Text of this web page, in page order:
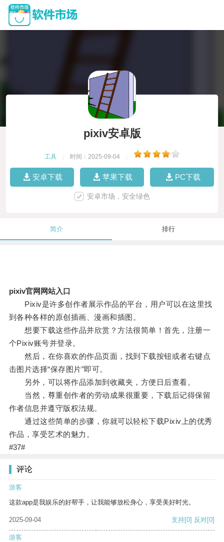
pixiv安卓版
工具 时间：2025-09-04
安卓下载 苹果下载 PC下载
安卓市场，安全绿色
简介 排行
pixiv官网网站入口
Pixiv是许多创作者展示作品的平台，用户可以在这里找
到各种各样的原创插画、漫画和插图。
想要下载这些作品并欣赏？方法很简单！首先，注册一
个Pixiv账号并登录。
然后，在你喜欢的作品页面，找到下载按钮或者右键点
击图片选择“保存图片”即可。
另外，可以将作品添加到收藏夹，方便日后查看。
当然，尊重创作者的劳动成果很重要，下载后记得保留
作者信息并遵守版权法规。
通过这些简单的步骤，你就可以轻松下载Pixiv上的优秀
作品，享受艺术的魅力。
#37#
评论
游客
这款app是我娱乐的好帮手，让我能够放松身心，享受美好时光。
2025-09-04 支持[0] 反对[0]
游客